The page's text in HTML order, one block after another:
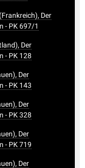
Der
- PK 697/1
Der
- PK 128
Der
- PK 143
Der
- PK 328
Der
- PK 719
Der